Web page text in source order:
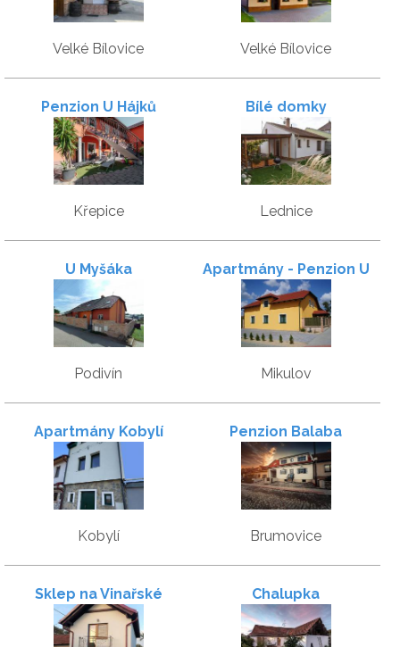
Velké Bílovice Velké Bílovice
Penzion U Hájků
Křepice
Bílé domky
Lednice
U Myšáka
Podivín
Apartmány - Penzion U
Havranů
Mikulov
Apartmány Kobylí
Kobylí
Penzion Balaba
Brumovice
Sklep na Vinařské Chalupka